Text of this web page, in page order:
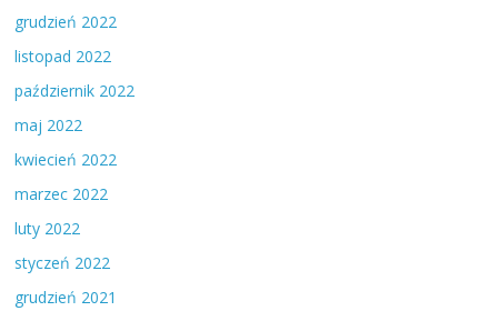
grudzień 2022
listopad 2022
październik 2022
maj 2022
kwiecień 2022
marzec 2022
luty 2022
styczeń 2022
grudzień 2021